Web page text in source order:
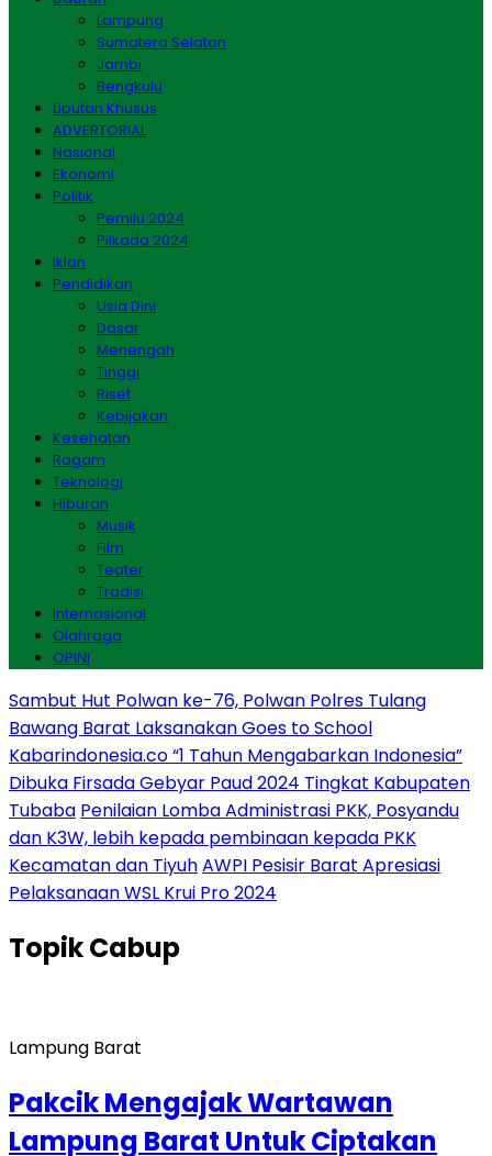
Lampung
Sumatera Selatan
Jambi
Bengkulu
Liputan Khusus
ADVERTORIAL
Nasional
Ekonomi
Politik
Pemilu 2024
Pilkada 2024
Iklan
Pendidikan
Usia Dini
Dasar
Menengah
Tinggi
Riset
Kebijakan
Kesehatan
Ragam
Teknologi
Hiburan
Musik
Film
Teater
Tradisi
Internasional
Olahraga
OPINI
Sambut Hut Polwan ke-76, Polwan Polres Tulang
Bawang Barat Laksanakan Goes to School
Kabarindonesia.co “1 Tahun Mengabarkan Indonesia”
Dibuka Firsada Gebyar Paud 2024 Tingkat Kabupaten
Tubaba Penilaian Lomba Administrasi PKK, Posyandu
dan K3W, lebih kepada pembinaan kepada PKK
Kecamatan dan TiyuhAWPI Pesisir Barat Apresiasi
Pelaksanaan WSL Krui Pro 2024
TopikCabup
Lampung Barat
Pakcik Mengajak Wartawan
Lampung Barat Untuk Ciptakan